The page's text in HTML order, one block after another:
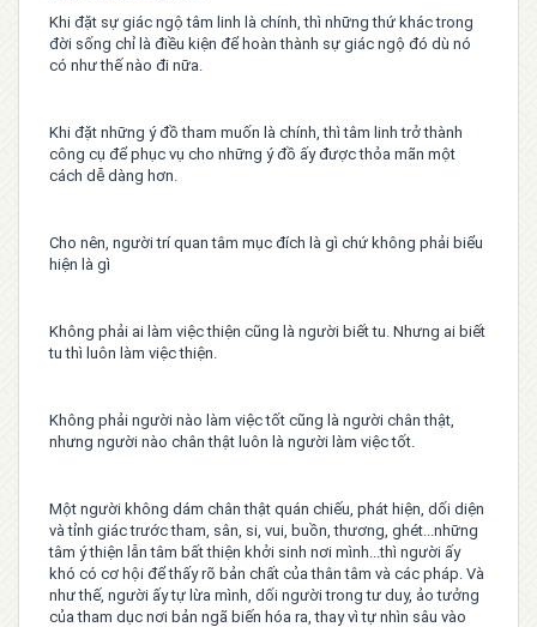
Khi đặt sự giác ngộ tâm linh là chính, thì những thứ khác trong
đời sống chỉ là điều kiện để hoàn thành sự giác ngộ đó dù nó
có như thế nào đi nữa.
Khi đặt những ý đồ tham muốn là chính, thì tâm linh trở thành
công cụ để phục vụ cho những ý đồ ấy được thỏa mãn một
cách dễ dàng hơn.
Cho nên, người trí quan tâm mục đích là gì chứ không phải biểu
hiện là gì
Không phải ai làm việc thiện cũng là người biết tu. Nhưng ai biết
tu thì luôn làm việc thiện.
Không phải người nào làm việc tốt cũng là người chân thật,
nhưng người nào chân thật luôn là người làm việc tốt.
Một người không dám chân thật quán chiếu, phát hiện, dối diện
và tỉnh giác trước tham, sân, si, vui, buồn, thương, ghét...những
tâm ý thiện lẫn tâm bất thiện khởi sinh nơi mình...thì người ấy
khó có cơ hội để thấy rõ bản chất của thân tâm và các pháp. Và
như thế, người ấy tự lừa mình, dối người trong tư duy, ảo tưởng
của tham dục nơi bản ngã biến hóa ra, thay vì tự nhìn sâu vào